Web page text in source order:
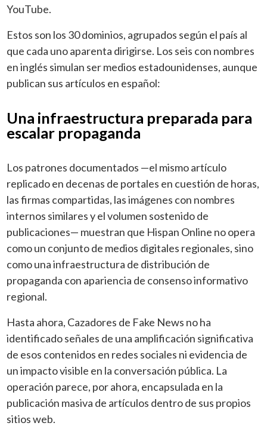
YouTube.
Estos son los 30 dominios, agrupados según el país al
que cada uno aparenta dirigirse. Los seis con nombres
en inglés simulan ser medios estadounidenses, aunque
publican sus artículos en español:
Una infraestructura preparada para
escalar propaganda
Los patrones documentados —el mismo artículo
replicado en decenas de portales en cuestión de horas,
las firmas compartidas, las imágenes con nombres
internos similares y el volumen sostenido de
publicaciones— muestran que Hispan Online no opera
como un conjunto de medios digitales regionales, sino
como una infraestructura de distribución de
propaganda con apariencia de consenso informativo
regional.
Hasta ahora, Cazadores de Fake News no ha
identificado señales de una amplificación significativa
de esos contenidos en redes sociales ni evidencia de
un impacto visible en la conversación pública. La
operación parece, por ahora, encapsulada en la
publicación masiva de artículos dentro de sus propios
sitios web.